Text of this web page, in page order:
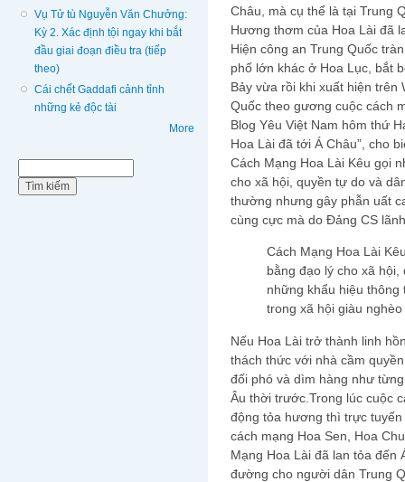
Vụ Tử tù Nguyễn Văn Chưởng:
Kỳ 2. Xác định tội ngay khi bắt
đầu giai đoạn điều tra (tiếp
theo)
Cái chết Gaddafi cảnh tỉnh
những kẻ độc tài
More
Châu, mà cụ thể là tại Trung
Hương thơm của Hoa Lài đã
Hiện công an Trung Quốc
phố lớn khác ở Hoa Lục, bắt
Bảy vừa rồi khi xuất hiện trên
Quốc theo gương cuộc cách
Blog Yêu Việt Nam hôm thứ
Hoa Lài đã tới Á Châu”, cho
Cách Mạng Hoa Lài Kêu gọi
cho xã hội, quyền tự do và
thường nhưng gây phẫn uất
cùng cực mà do Đảng CS
Cách Mạng Hoa Lài
bằng đạo lý cho xã
những khẩu hiệu
trong xã hội giàu
Nếu Hoa Lài trở thành linh
thách thức với nhà cầm
đối phó và dìm hàng như
Âu thời trước.Trong lúc cuộc
động tỏa hương thì trực
cách mạng Hoa Sen, Hoa
Mạng Hoa Lài đã lan tỏa đến
đường cho người dân Trung